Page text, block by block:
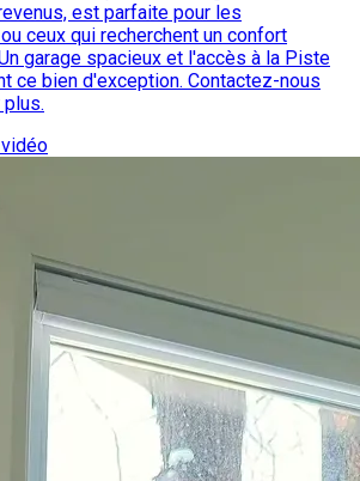
est parfaite pour les
ceux qui recherchent un confort
garage spacieux et l'accès à la Piste
ce bien d'exception. Contactez-nous